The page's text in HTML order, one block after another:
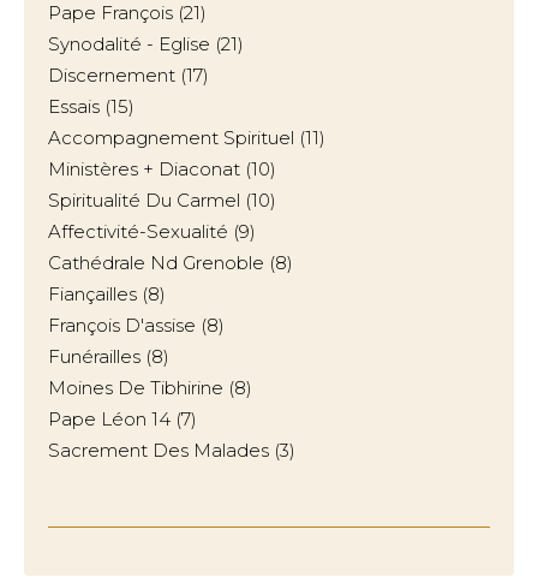
Pape François (21)
Synodalité - Eglise (21)
Discernement (17)
Essais (15)
Accompagnement Spirituel (11)
Ministères + Diaconat (10)
Spiritualité Du Carmel (10)
Affectivité-Sexualité (9)
Cathédrale Nd Grenoble (8)
Fiançailles (8)
François D'assise (8)
Funérailles (8)
Moines De Tibhirine (8)
Pape Léon 14 (7)
Sacrement Des Malades (3)